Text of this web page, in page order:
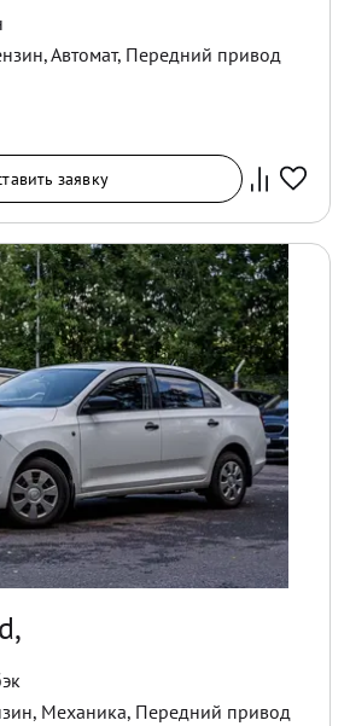
,Автомат, Передний привод
заявку
, Механика, Передний привод